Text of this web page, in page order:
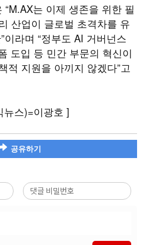
는 이제 생존을 위한 필
산업이 글로벌 초격차를 유
라며 “정부도 AI 거버넌스
도입 등 민간 부문의 혁신이
적 지원을 아끼지 않겠다”고
뉴스)=이광호 ]
공유하기